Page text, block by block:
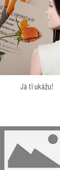
Já ti ukážu!